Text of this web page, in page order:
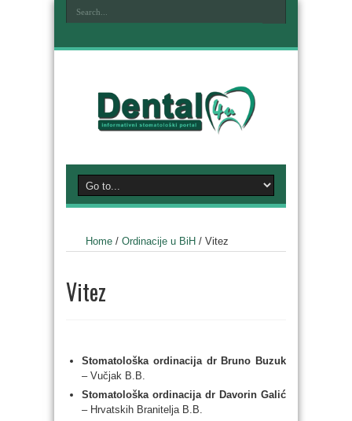
Home / Ordinacije u BiH / Vitez
Vitez
Stomatološka ordinacija dr Bruno Buzuk
– Vučjak B.B.
Stomatološka ordinacija dr Davorin Galić
– Hrvatskih Branitelja B.B.